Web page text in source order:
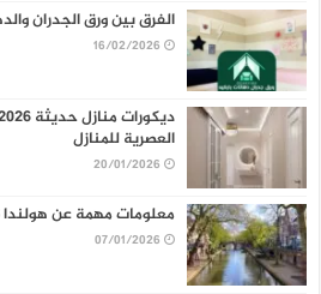
الفرق بين ورق الجدران
16/02/2026
العصرية للمنازل
20/01/2026
معلومات مهمة عن هولندا 2026
07/01/2026